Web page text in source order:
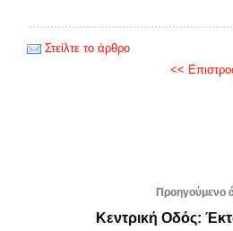
Στείλτε το άρθρο
<<
Προηγούμενο
Κεντρική Οδός: